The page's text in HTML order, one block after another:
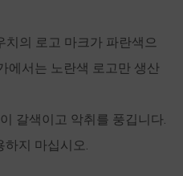
치의 로고 마크가 파란색으
에서는 노란색 로고만 생산
갈색이고 악취를 풍깁니다.
하지 마십시오.